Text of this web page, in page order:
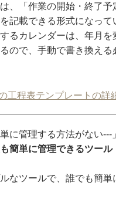
、「作業の開始・終了予
記載できる形式になって
るカレンダーは、年月を
ので、手動で書き換える
工程表テンプレートの詳
に管理する方法がない---」
簡単に管理できるツール
なツールで、誰でも簡単